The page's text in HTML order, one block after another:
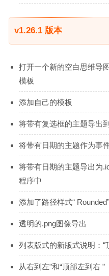
v1.26.1 版本
打开一个新的空白思维导
模板
添加自己的模板
将带有复选框的主题导出
将带有日期的主题作为事
将带有日期的主题导出为
程序中
添加了路径样式“ Rounded”
透明的.png图像导出
列表版式的新版式说明：“
从右到左”和“顶部左到右 ”